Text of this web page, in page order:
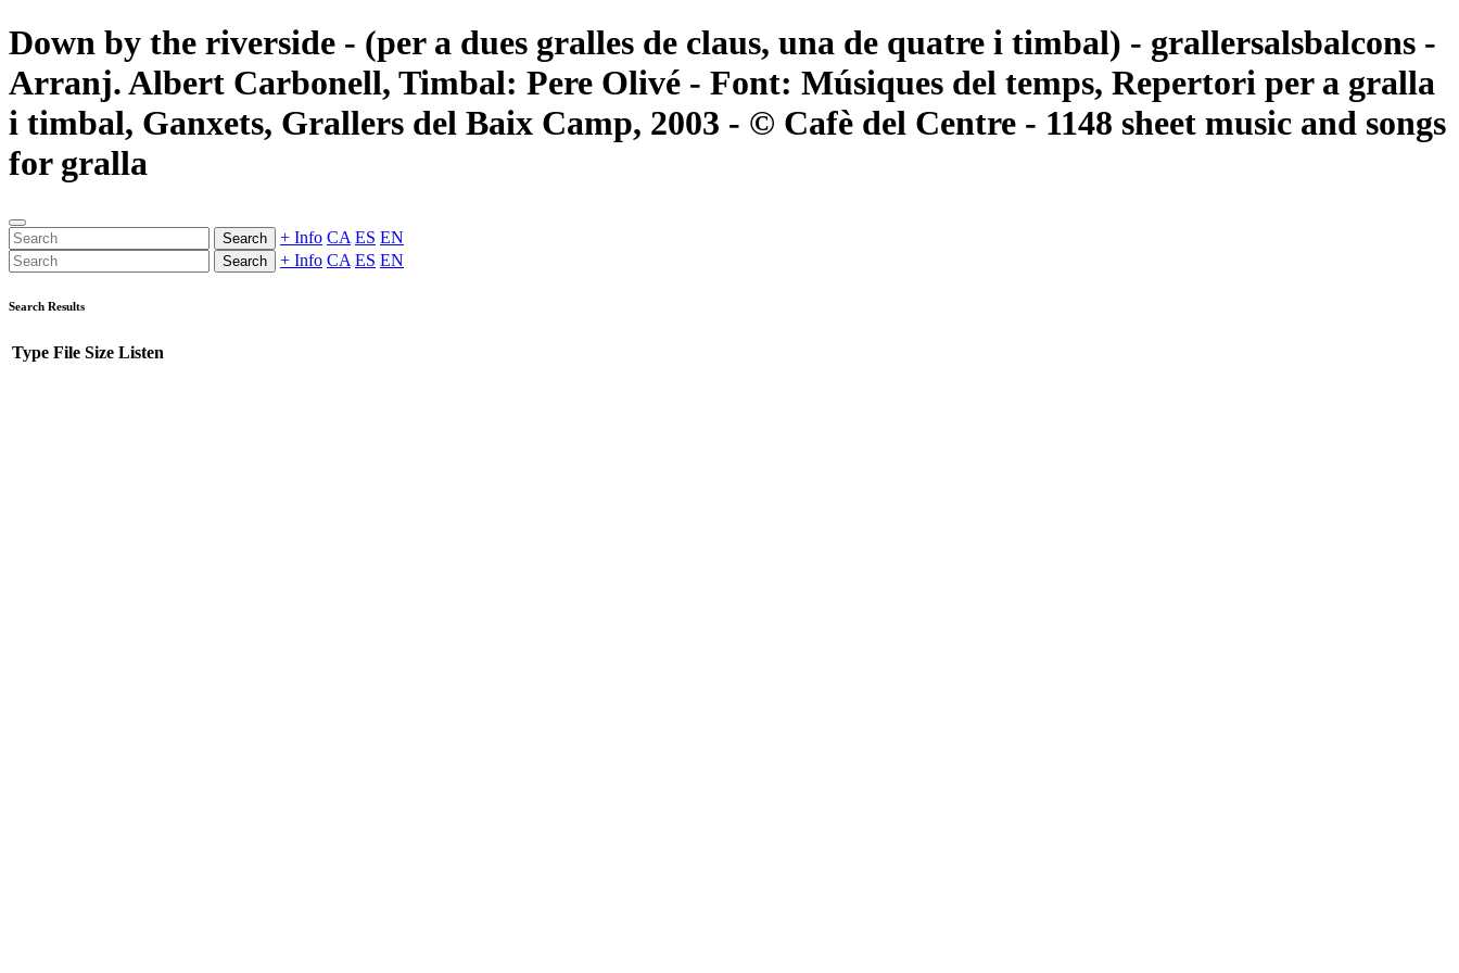
Down by the riverside - (per a dues gralles de claus, una de quatre i timbal) - grallersalsbalcons -
Arranj. Albert Carbonell, Timbal: Pere Olivé - Font: Músiques del temps, Repertori per a gralla
i timbal, Ganxets, Grallers del Baix Camp, 2003 - © Cafè del Centre - 1148 sheet music and songs
for gralla
Search + Info CA ES EN
Search + Info CA ES EN
Search Results
Type File Size Listen